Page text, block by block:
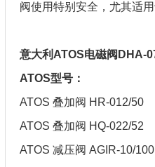
阀使用特别安全，尤其适
意大利ATOS电磁阀DHA-
ATOS型号：
ATOS 叠加阀 HR-012/50
ATOS 叠加阀 HQ-022/52
ATOS 减压阀 AGIR-10/100